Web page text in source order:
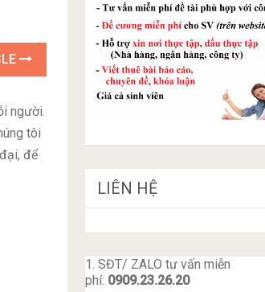
người.
tôi
để
LIÊN HỆ
1. SĐT/ ZALO tư vấn miễn
phí: 0909.23.26.20